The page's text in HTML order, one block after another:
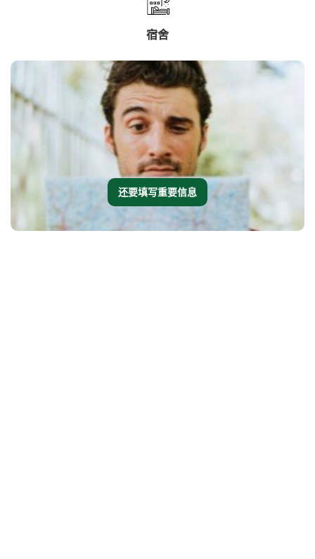
宿舍
还要填写重要信息